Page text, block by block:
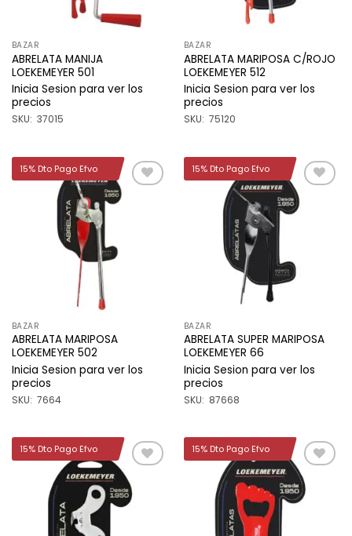
BAZAR
ABRELATA MANIJA
LOEKEMEYER 501
Inicia Sesion para ver los
precios
SKU: 37015
BAZAR
ABRELATA MARIPOSA C/ROJO
LOEKEMEYER 512
Inicia Sesion para ver los
precios
SKU: 75120
BAZAR
ABRELATA MARIPOSA
LOEKEMEYER 502
Inicia Sesion para ver los
precios
SKU: 7664
15% Dto Pago Efvo
BAZAR
ABRELATA SUPER MARIPOSA
LOEKEMEYER 66
Inicia Sesion para ver los
precios
SKU: 87668
15% Dto Pago Efvo
lista de
deseos
15% Dto Pago Efvo
Añadir
lista de
15% Dto Pago Efvo